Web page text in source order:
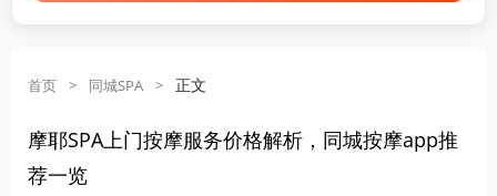
首页 > 同城SPA > 正文
摩耶SPA上门按摩服务价格解析，同城按摩app推
荐一览